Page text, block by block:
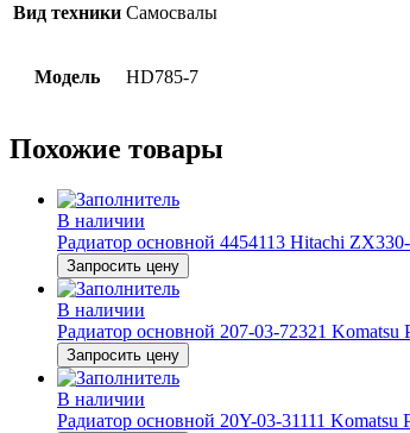
Вид техники Самосвалы
Модель HD785-7
Похожие товары
В наличии
Радиатор основной 4454113 Hitachi
Запросить цену
В наличии
Радиатор основной 207-03-72321 Komatsu
Запросить цену
В наличии
Радиатор основной 20Y-03-31111 Komatsu